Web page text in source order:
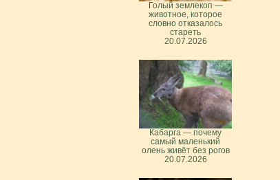
Голый землекоп —
животное, которое
словно отказалось
стареть
20.07.2026
Кабарга — почему
самый маленький
олень живёт без рогов
20.07.2026